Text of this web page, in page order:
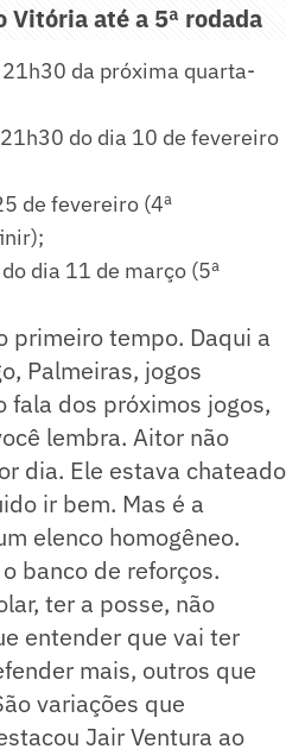
Vitória até a 5ª rodada
da próxima quarta-
do dia 10 de fevereiro
de fevereiro (4ª
dia 11 de março (5ª
primeiro tempo. Daqui a
Palmeiras, jogos
fala dos próximos jogos,
lembra. Aitor não
dia. Ele estava chateado
ir bem. Mas é a
elenco homogêneo.
banco de reforços.
ter a posse, não
entender que vai ter
mais, outros que
variações que
Jair Ventura ao